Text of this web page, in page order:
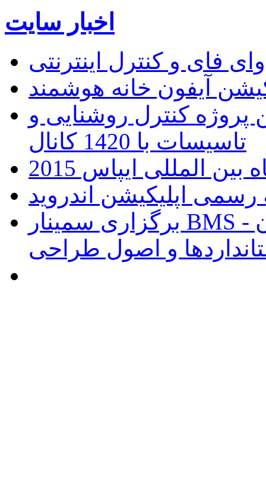
اخبار سایت
فای و کنترل اینترنتی
پروژه کنترل روشنایی و
تاسیسات با 1420 کانال
المللی ایپاس 2015
برگزاری سمینار BMS و هوشمند سازی ساختمان -
و اصول طراحی